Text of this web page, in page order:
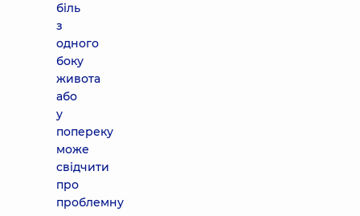
біль
з
одного
боку
живота
або
у
попереку
може
свідчити
про
проблемну